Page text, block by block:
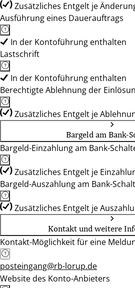
Zusätzliches Entgelt je
Ausführung eines Dauerauftrags
In der Kontoführung enthalten
Lastschrift
In der Kontoführung enthalten
Berechtigte Ablehnung der
Zusätzliches Entgelt je
Bargeld am Bank-
Bargeld-Einzahlung am Bank-
Zusätzliches Entgelt je
Bargeld-Auszahlung am Bank-
Zusätzliches Entgelt je
Kontakt und weitere
Kontakt-Möglichkeit für eine
posteingang@rb-lorup.de
Website des Konto-Anbieters